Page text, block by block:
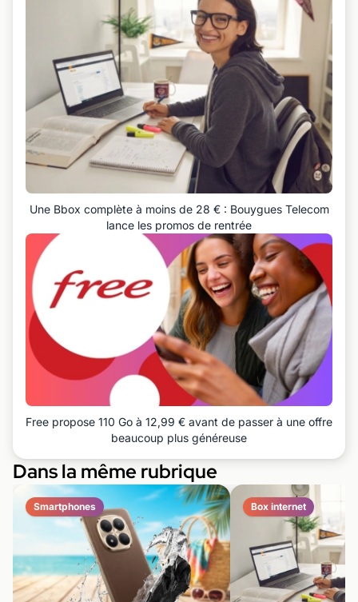
Une Bbox complète à moins de 28 € : Bouygues Telecom
lance les promos de rentrée
Free propose 110 Go à 12,99 € avant de passer à une offre
beaucoup plus généreuse
Dans la même rubrique
Smartphones Box internet